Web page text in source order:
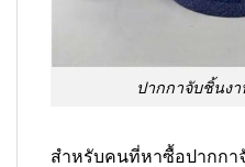
ปากกาจับชิ้นง
สำหรับคนที่หาซื้อปากกา